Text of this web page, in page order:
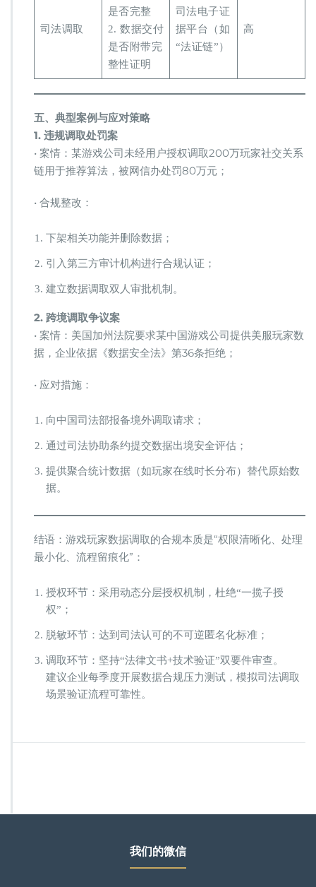
司法调取
是否完整
2. 数据交付
是否附带完
整性证明
司法电子证
据平台（如
“法证链”）
高
​五、典型案例与应对策略​
​1. 违规调取处罚案​
• 案情：某游戏公司未经用户授权调取200万玩家社交关系
链用于推荐算法，被网信办处罚80万元；
• 合规整改：
下架相关功能并删除数据；
引入第三方审计机构进行合规认证；
建立数据调取双人审批机制。
​2. 跨境调取争议案​
• 案情：美国加州法院要求某中国游戏公司提供美服玩家数
据，企业依据《数据安全法》第36条拒绝；
• 应对措施：
向中国司法部报备境外调取请求；
通过司法协助条约提交数据出境安全评估；
提供聚合统计数据（如玩家在线时长分布）替代原始数
据。
结语：游戏玩家数据调取的合规本质是“权限清晰化、处理
最小化、流程留痕化”：
授权环节：采用动态分层授权机制，杜绝“一揽子授
权”；
脱敏环节：达到司法认可的不可逆匿名化标准；
调取环节：坚持“法律文书+技术验证”双要件审查。
建议企业每季度开展数据合规压力测试，模拟司法调取
场景验证流程可靠性。
我们的微信